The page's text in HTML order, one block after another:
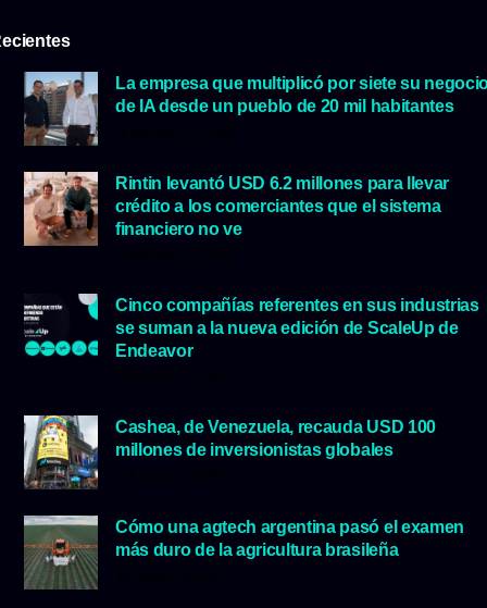
La empresa que multiplicó por siete su
de IA desde un pueblo de 20 mil habitantes
Rintin levantó USD 6.2 millones para llevar
crédito a los comerciantes que el sistema
financiero no ve
Cinco compañías referentes en sus industrias
se suman a la nueva edición de ScaleUp de
Endeavor
Cashea, de Venezuela, recauda USD 100
millones de inversionistas globales
Cómo una agtech argentina pasó el examen
más duro de la agricultura brasileña